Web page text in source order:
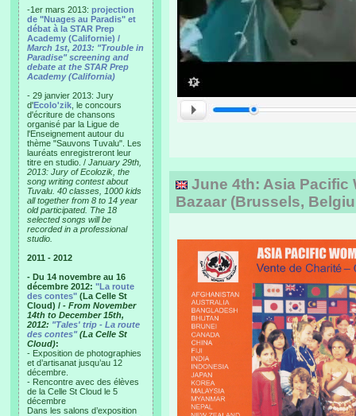
-1er mars 2013: projection
de "Nuages au Paradis" et
débat à la STAR Prep
Academy (Californie) /
March 1st, 2013: "Trouble in
Paradise" screening and
debate at the STAR Prep
Academy (California)
- 29 janvier 2013: Jury
d'Ecolo'zik , le concours
d'écriture de chansons
organisé par la Ligue de
l'Enseignement autour du
thème "Sauvons Tuvalu". Les
lauréats enregistreront leur
titre en studio. / January 29th,
2013: Jury of Ecolozik, the
song writing contest about
Tuvalu. 40 classes, 1000 kids
all together from 8 to 14 year
old participated. The 18
selected songs will be
recorded in a professional
studio.
2011 - 2012
- Du 14 novembre au 16
décembre 2012: "La route
des contes" (La Celle St
Cloud) / - From November
14th to December 15th,
2012: "Tales' trip - La route
des contes"(La Celle St
Cloud):
- Exposition de photographies
et d’artisanat jusqu’au 12
décembre.
- Rencontre avec des élèves
de la Celle St Cloud le 5
décembre
Dans les salons d’exposition
June 4th: Asia Pacific
Bazaar (Brussels,